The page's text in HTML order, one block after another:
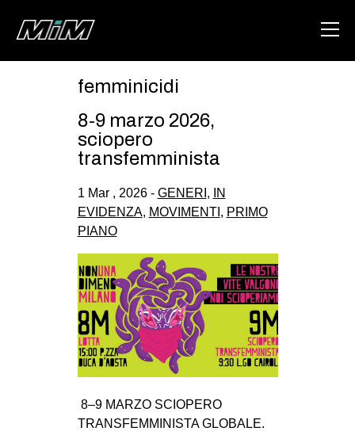
DEGENERAZIONE
CSOA LAMBRETTA
MSM
STUDENTI TSUNAMI
ZAM
MILANO
SPAZI
femminicidi
8-9 marzo 2026,
sciopero
transfemminista
1 Mar , 2026 - GENERI ,
IN
EVIDENZA, MOVIMENTI , PRIMO
PIANO
8–9 MARZO SCIOPERO
TRANSFEMMINISTA GLOBALE.